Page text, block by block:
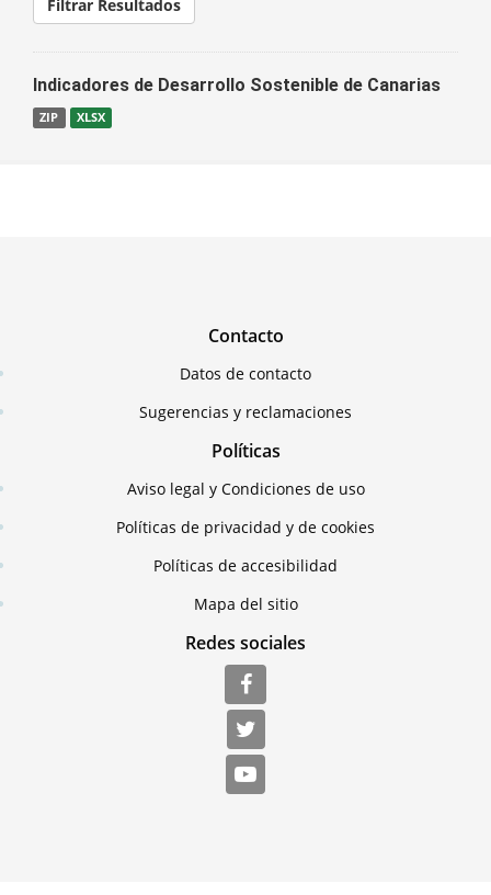
Filtrar Resultados
Indicadores de Desarrollo Sostenible de Canarias
ZIP XLSX
Contacto
Datos de contacto
Sugerencias y reclamaciones
Políticas
Aviso legal y Condiciones de uso
Políticas de privacidad y de cookies
Políticas de accesibilidad
Mapa del sitio
Redes sociales